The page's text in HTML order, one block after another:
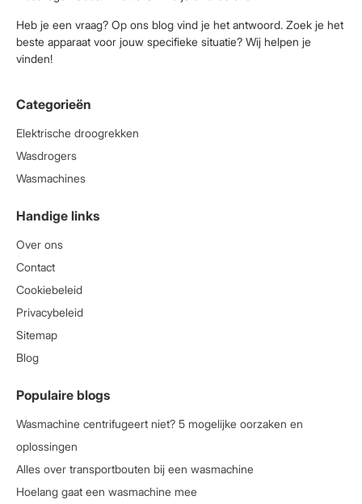
Heb je een vraag? Op ons blog vind je het antwoord. Zoek je het
beste apparaat voor jouw specifieke situatie? Wij helpen je
vinden!
Categorieën
Elektrische droogrekken
Wasdrogers
Wasmachines
Handige links
Over ons
Contact
Cookiebeleid
Privacybeleid
Sitemap
Blog
Populaire blogs
Wasmachine centrifugeert niet? 5 mogelijke oorzaken en
oplossingen
Alles over transportbouten bij een wasmachine
Hoelang gaat een wasmachine mee